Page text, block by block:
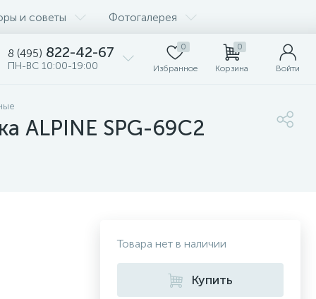
и советы Фотогалерея
8 (495) 822-42-67
ПН-ВС 10:00-19:00
0
Избранное
0
Корзина Войти
ALPINE SPG-69C2
Товара нет в наличии
Купить